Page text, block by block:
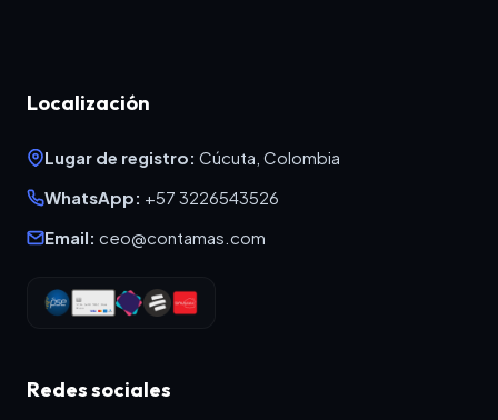
Localización
Lugar de registro: Cúcuta, Colombia
WhatsApp: +57 3226543526
Email: ceo@contamas.com
Redes sociales